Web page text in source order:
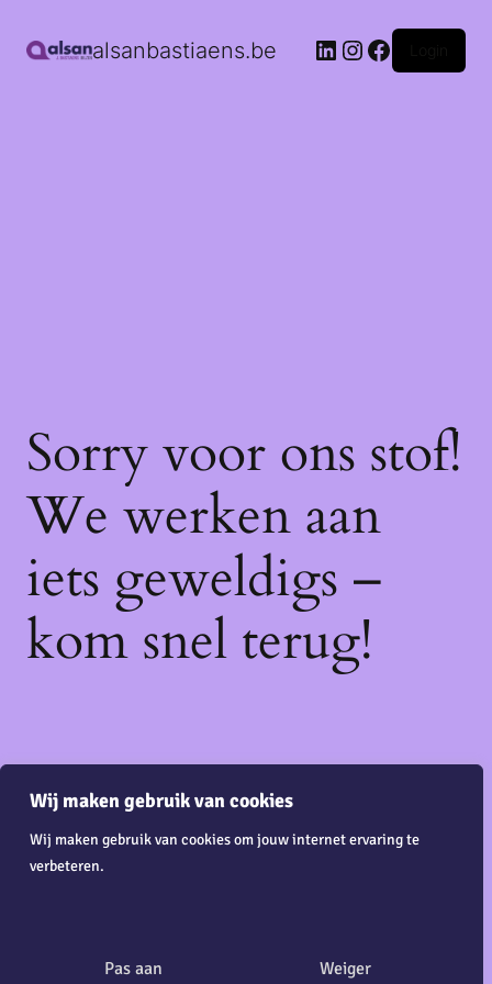
Wij maken gebruik van cookies
Wij maken gebruik van cookies om jouw internet ervaring te
verbeteren.
Pas aan Weiger
alsanbastiaens.be
Sorry voor ons stof!
We werken aan
iets geweldigs –
kom snel terug!